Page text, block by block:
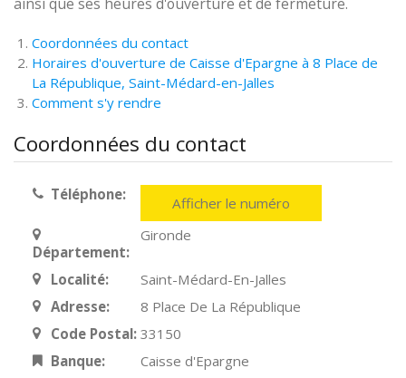
Coordonnées du contact
Horaires d'ouverture de Caisse d'Epargne à 8 Place de
La République, Saint-Médard-en-Jalles
Comment s'y rendre
Coordonnées du contact
Téléphone: Afficher le numéro
Département:
Gironde
Localité:
Saint-Médard-En-Jalles
Adresse:
8 Place De La République
Code Postal: 33150
Banque:
Caisse d'Epargne